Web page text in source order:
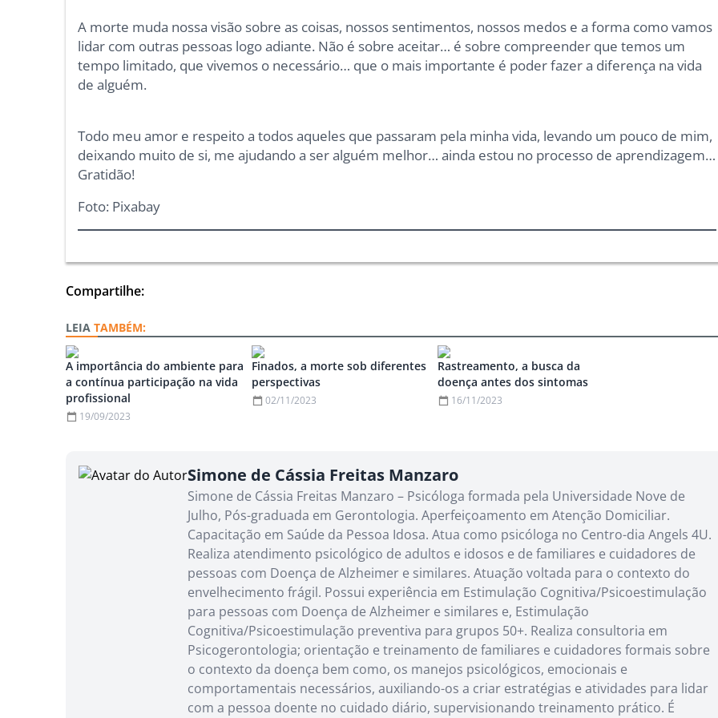
A morte muda nossa visão sobre as coisas, nossos sentimentos, nossos medos e a forma como vamos
lidar com outras pessoas logo adiante. Não é sobre aceitar… é sobre compreender que temos um
tempo limitado, que vivemos o necessário… que o mais importante é poder fazer a diferença na vida
de alguém.
Todo meu amor e respeito a todos aqueles que passaram pela minha vida, levando um pouco de mim,
deixando muito de si, me ajudando a ser alguém melhor… ainda estou no processo de aprendizagem…
Gratidão!
Foto: Pixabay
Compartilhe:
TAMBÉM:
A importância do ambiente para
a contínua participação na vida
profissional
19/09/2023
Finados, a morte sob diferentes
perspectivas
02/11/2023
Rastreamento, a busca da
doença antes dos sintomas
16/11/2023
Simone de Cássia Freitas Manzaro
Simone de Cássia Freitas Manzaro – Psicóloga formada pela Universidade Nove de
Julho, Pós-graduada em Gerontologia. Aperfeiçoamento em Atenção Domiciliar.
Capacitação em Saúde da Pessoa Idosa. Atua como psicóloga no Centro-dia Angels 4U.
Realiza atendimento psicológico de adultos e idosos e de familiares e cuidadores de
pessoas com Doença de Alzheimer e similares. Atuação voltada para o contexto do
envelhecimento frágil. Possui experiência em Estimulação Cognitiva/Psicoestimulação
para pessoas com Doença de Alzheimer e similares e, Estimulação
Cognitiva/Psicoestimulação preventiva para grupos 50+. Realiza consultoria em
Psicogerontologia; orientação e treinamento de familiares e cuidadores formais sobre
o contexto da doença bem como, os manejos psicológicos, emocionais e
comportamentais necessários, auxiliando-os a criar estratégias e atividades para lidar
com a pessoa doente no cuidado diário, supervisionando treinamento prático. É